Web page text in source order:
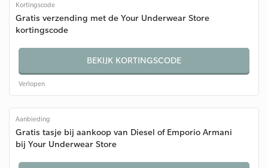
Kortingscode
Gratis verzending met de Your Underwear Store
kortingscode
BEKIJK KORTINGSCODE
Verlopen
Aanbieding
Gratis tasje bij aankoop van Diesel of Emporio Armani
bij Your Underwear Store